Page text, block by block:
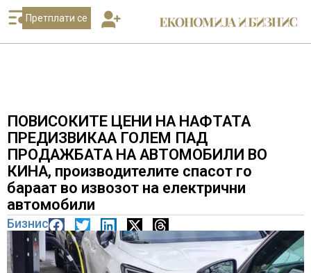
Претплати се
ПОВИСОКИТЕ ЦЕНИ НА НАФТАТА
ПРЕДИЗВИКАА ГОЛЕМ ПАД
ПРОДАЖБАТА НА АВТОМОБИЛИ ВО
КИНА, производителите спасот го
бараат во извозот на електрични
автомобили
Бизнис